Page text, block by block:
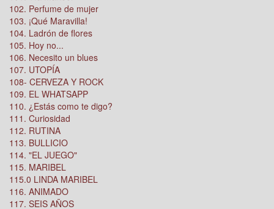
102. Perfume de mujer
103. ¡Qué Maravilla!
104. Ladrón de flores
105. Hoy no...
106. Necesito un blues
107. UTOPÍA
108- CERVEZA Y ROCK
109. EL WHATSAPP
110. ¿Estás como te digo?
111. Curiosidad
112. RUTINA
113. BULLICIO
114. "EL JUEGO"
115. MARIBEL
115.0 LINDA MARIBEL
116. ANIMADO
117. SEIS AÑOS